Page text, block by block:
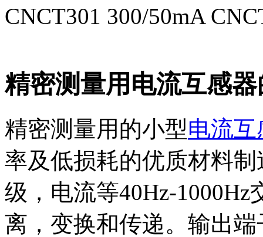
CNCT301 300/50mA
精密测量用电流互感器
精密测量用的小型电流互
率及低损耗的优质材料
级，电流等40Hz-
离，变换和传递。输出